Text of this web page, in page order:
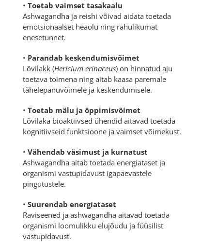
• Toetab vaimset tasakaalu
Ashwagandha ja reishi võivad aidata toetada
emotsionaalset heaolu ning rahulikumat
enesetunnet.
• Parandab keskendumisvõimet
Lõvilakk (Hericium erinaceus) on hinnatud aju
toetava toimena ning aitab kaasa paremale
tähelepanuvõimele ja keskendumisele.
• Toetab mälu ja õppimisvõimet
Lõvilaka bioaktiivsed ühendid aitavad toetada
kognitiivseid funktsioone ja vaimset võimekust.
• Vähendab väsimust ja kurnatust
Ashwagandha aitab toetada energiataset ja
organismi vastupidavust igapäevastele
pingutustele.
• Suurendab energiataset
Raviseened ja ashwagandha aitavad toetada
organismi loomulikku elujõudu ja füüsilist
vastupidavust.